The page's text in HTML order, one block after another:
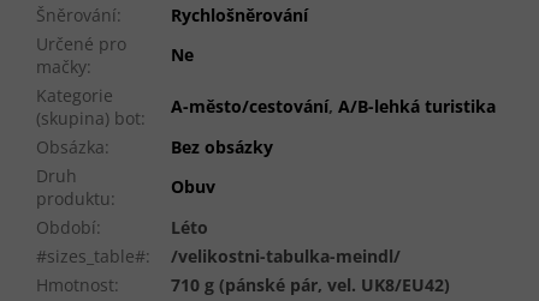
Šněrování:
Rychlošněrování
Určené pro
mačky:
Ne
Kategorie
(skupina) bot:
A-město/cestování, A/B-lehká turistika
Obsázka:
Bez obsázky
Druh
produktu:
Obuv
Období:
Léto
#sizes_table#:
/velikostni-tabulka-meindl/
Hmotnost:
710 g (pánské pár, vel. UK8/EU42)